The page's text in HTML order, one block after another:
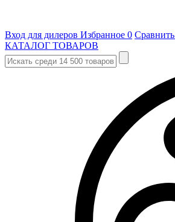
Вход для дилеров Избранное 0 Сравнить
КАТАЛОГ ТОВАРОВ